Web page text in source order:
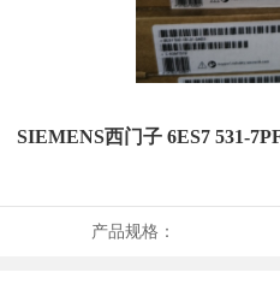
SIEMENS西门子 6ES7 531-
产品规格：